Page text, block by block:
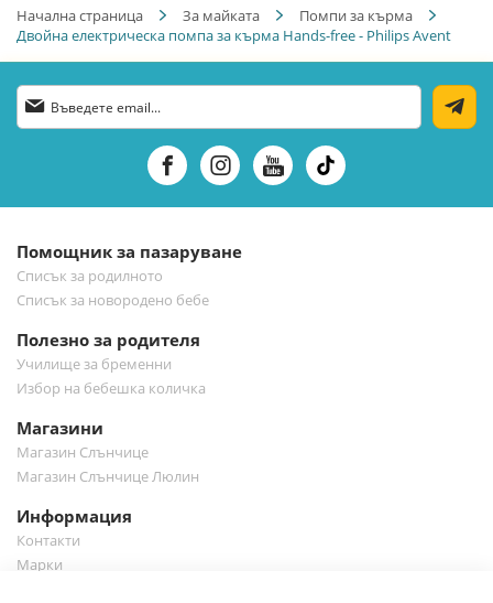
Начална страница За майката
Помпи за кърма
Двойна електрическа помпа за кърма Hands-free - Philips Avent
Абонирай
се
бюлетин:
Помощник за пазаруване
Списък за родилното
Списък за новородено бебе
Полезно за родителя
Училище за бременни
Избор на бебешка количка
Магазини
Магазин Слънчице
Магазин Слънчице Люлин
Информация
Контакти
Марки